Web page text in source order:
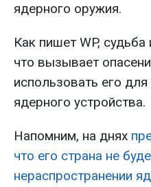
ядерного оружия.
Как пишет WP,
что вызывает
использовать его
ядерного устройства.
Напомним, на днях
что его страна не
нераспространении